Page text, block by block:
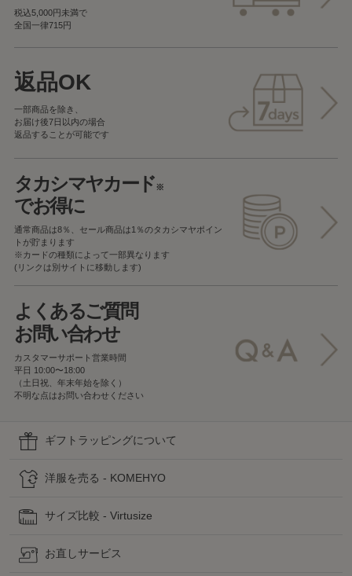
税込5,000円未満で
全国一律715円
返品OK
一部商品を除き、
お届け後7日以内の場合
返品することが可能です
タカシマヤカード※
でお得に
通常商品は8％、セール商品は1％のタカシマヤポイン
トが貯まります
※カードの種類によって一部異なります
(リンクは別サイトに移動します)
よくあるご質問
お問い合わせ
カスタマーサポート営業時間
平日 10:00〜18:00
（土日祝、年末年始を除く）
不明な点はお問い合わせください
ギフトラッピングについて
洋服を売る - KOMEHYO
サイズ比較 - Virtusize
お直しサービス